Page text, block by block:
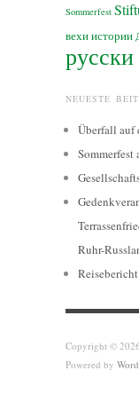
Sommerfest
вехи истории
русски
NEUESTE
Überfall auf
Sommerfest
Ruhr-
Copyright © 2026
Powered by